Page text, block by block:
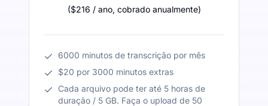
($216 / ano, cobrado anualmente)
6000 minutos de transcrição por mês
$20 por 3000 minutos extras
Cada arquivo pode ter até 5 horas de
duração / 5 GB. Faça o upload de 50